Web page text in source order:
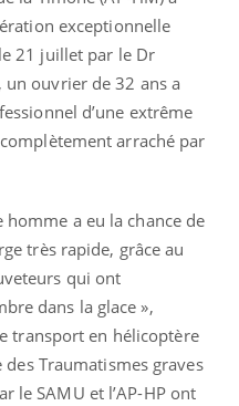
exceptionnelle
21 juillet par le Dr
ouvrier de 32 ans a
d’une extrême
arraché par
a eu la chance de
très rapide, grâce au
qui ont
dans la glace »,
transport en hélicoptère
Traumatismes graves
le SAMU et l’AP-HP ont